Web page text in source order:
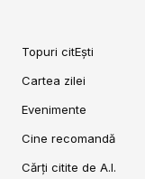
Topuri citEști
Cartea zilei
Evenimente
Cine recomandă
Cărți citite de A.I.